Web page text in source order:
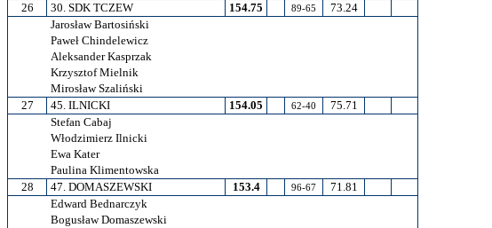
26
30. SDK TCZEW 154.75 89-65
73.24
Jarosław Bartosiński
Paweł Chindelewicz
Aleksander Kasprzak
Krzysztof Mielnik
Mirosław Szaliński
27
45. ILNICKI 154.05 62-40
75.71
Stefan Cabaj
Włodzimierz Ilnicki
Ewa Kater
Paulina Klimentowska
28
47. DOMASZEWSKI 153.4 96-67
71.81
Edward Bednarczyk
Bogusław Domaszewski